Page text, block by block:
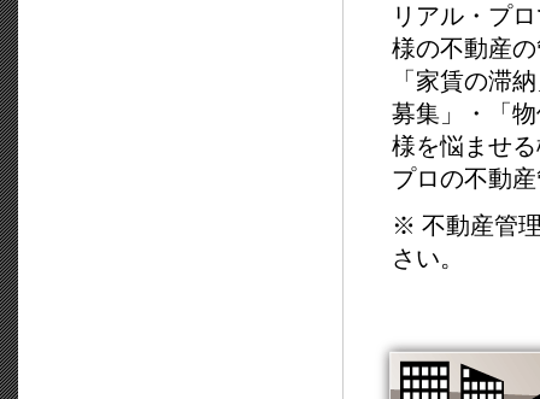
リアル・プ
様の不動産
「家賃の滞
募集」・「
様を悩ませ
プロの不動
※ 不動産管
さい。